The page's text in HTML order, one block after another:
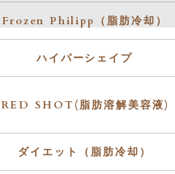
Frozen Philipp（脂肪冷却）
ハイパーシェイプ
RED SHOT(脂肪溶解美容液)
ダイエット（脂肪冷却）